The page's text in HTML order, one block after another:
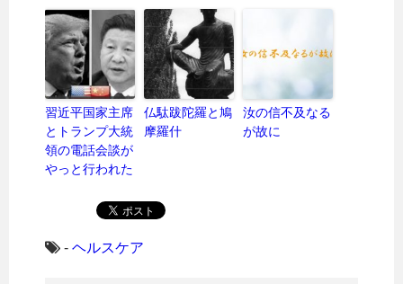
習近平国家主席
とトランプ大統
領の電話会談が
やっと行われた
仏駄跋陀羅と鳩
摩羅什
汝の信不及なる
が故に
- ヘルスケア